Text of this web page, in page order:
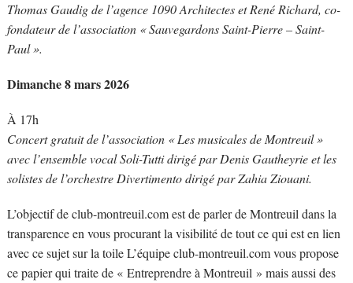
Thomas Gaudig de l’agence 1090 Architectes et René Richard, co-
fondateur de l’association « Sauvegardons Saint-Pierre – Saint-
Paul ».
Dimanche 8 mars 2026
À 17h
Concert gratuit de l’association « Les musicales de Montreuil »
avec l’ensemble vocal Soli-Tutti dirigé par Denis Gautheyrie et les
solistes de l’orchestre Divertimento dirigé par Zahia Ziouani.
L’objectif de club-montreuil.com est de parler de Montreuil dans la
transparence en vous procurant la visibilité de tout ce qui est en lien
avec ce sujet sur la toile L’équipe club-montreuil.com vous propose
ce papier qui traite de « Entreprendre à Montreuil » mais aussi des